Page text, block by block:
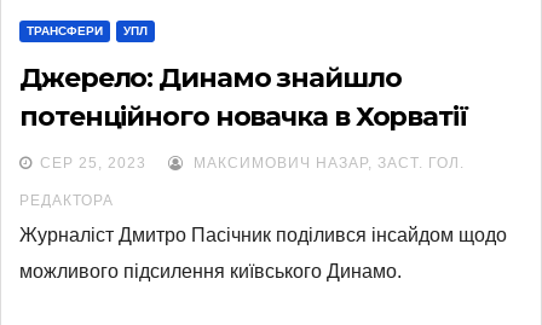
ТРАНСФЕРИ УПЛ
Джерело: Динамо знайшло
потенційного новачка в Хорватії
СЕР 25, 2023 МАКСИМОВИЧ НАЗАР, ЗАСТ. ГОЛ.
РЕДАКТОРА
Журналіст Дмитро Пасічник поділився інсайдом щодо
можливого підсилення київського Динамо.